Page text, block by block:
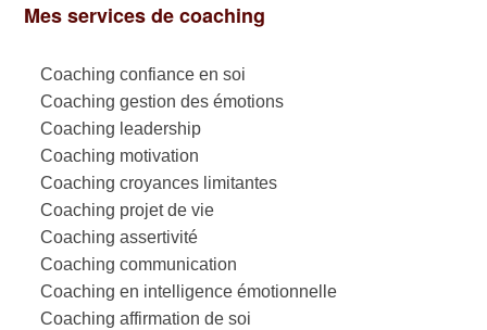
Mes services de coaching
Coaching confiance en soi
Coaching gestion des émotions
Coaching leadership
Coaching motivation
Coaching croyances limitantes
Coaching projet de vie
Coaching assertivité
Coaching communication
Coaching en intelligence émotionnelle
Coaching affirmation de soi